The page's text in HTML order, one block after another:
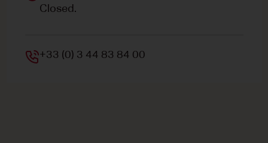
Closed.
+33 (0) 3 44 83 84 00